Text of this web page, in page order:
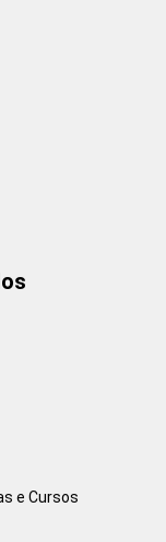
e Cursos